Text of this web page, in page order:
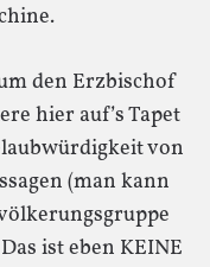
den Erzbischof
hier auf’s Tapet
von
(man kann
ist eben KEINE